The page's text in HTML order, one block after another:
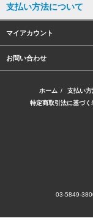
支払い方法について
マイアカウント
お問い合わせ
ホーム / 支払い方
特定商取引法に基づく
03-5849-